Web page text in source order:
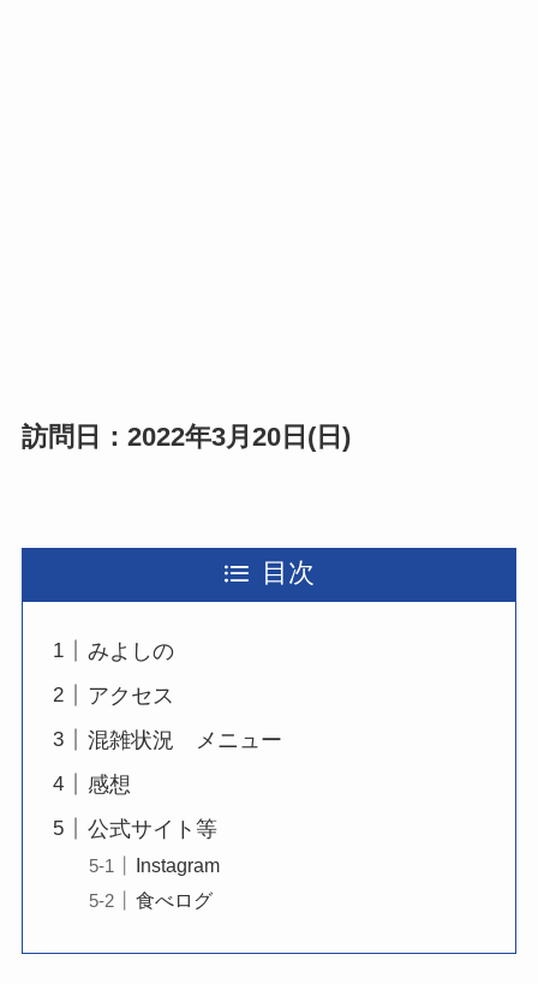
訪問日：2022年3月20日(日)
目次
みよしの
アクセス
混雑状況 メニュー
感想
公式サイト等
Instagram
食べログ